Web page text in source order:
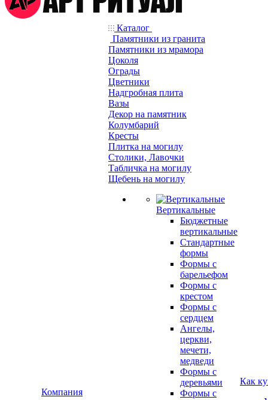
Компания
Каталог
Памятники из гранита
Памятники из мрамора
Цоколя
Ограды
Цветники
Надгробная плита
Вазы
Декор на памятник
Колумбарий
Кресты
Плитка на могилу
Столики, Лавочки
Табличка на могилу
Щебень на могилу
Вертикальные
Бюджетные
вертикальные
Стандартные
формы
Формы с
барельефом
Формы с
крестом
Формы с
сердцем
Ангелы,
церкви,
мечети,
медведи
Формы с
деревьями
Формы с
Как